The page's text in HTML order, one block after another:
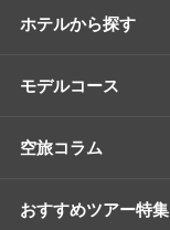
ホテルから探す
モデルコース
空旅コラム
おすすめツアー特集